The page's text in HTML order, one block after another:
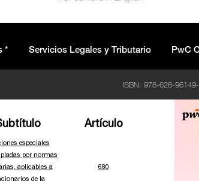
* Servicios Legales y Tributario PwC
ISBN: 978-628-